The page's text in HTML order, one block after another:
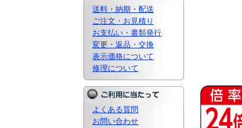
送料・納期・配送
ご注文・お見積り
お支払い・書類発行
変更・返品・交換
表示価格について
修理について
よくある質問
お問い合わせ